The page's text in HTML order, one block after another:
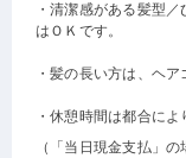
・清潔感がある髪型
はＯＫです。
・髪の長い方は、ヘ
・休憩時間は都合によ
（「当日現金支払」の